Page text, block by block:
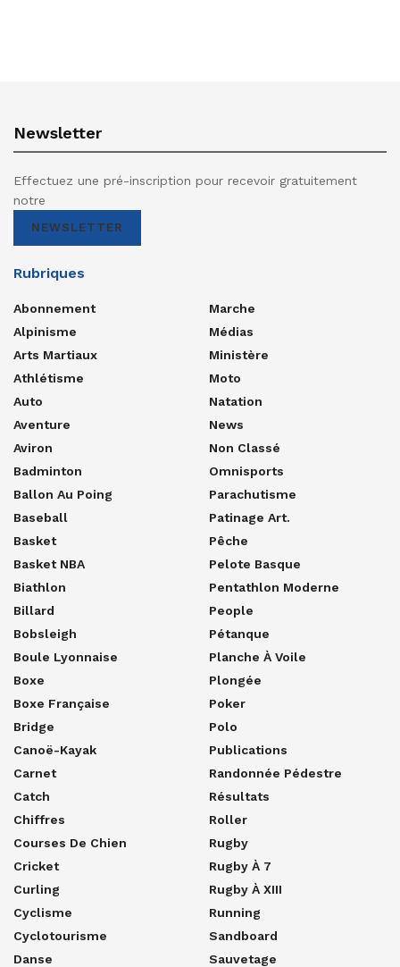
Newsletter
Effectuez une pré-inscription pour recevoir gratuitement
notre
NEWSLETTER
Rubriques
Abonnement
Alpinisme
Arts Martiaux
Athlétisme
Auto
Aventure
Aviron
Badminton
Ballon Au Poing
Baseball
Basket
Basket NBA
Biathlon
Billard
Bobsleigh
Boule Lyonnaise
Boxe
Boxe Française
Bridge
Canoë-Kayak
Carnet
Catch
Chiffres
Courses De Chien
Cricket
Curling
Cyclisme
Cyclotourisme
Danse
Marche
Médias
Ministère
Moto
Natation
News
Non Classé
Omnisports
Parachutisme
Patinage Art.
Pêche
Pelote Basque
Pentathlon Moderne
People
Pétanque
Planche À Voile
Plongée
Poker
Polo
Publications
Randonnée Pédestre
Résultats
Roller
Rugby
Rugby À 7
Rugby À XIII
Running
Sandboard
Sauvetage